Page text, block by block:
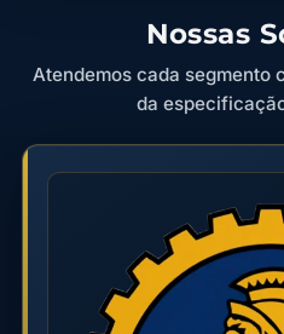
Nossas
Atendemos cada segmento
da